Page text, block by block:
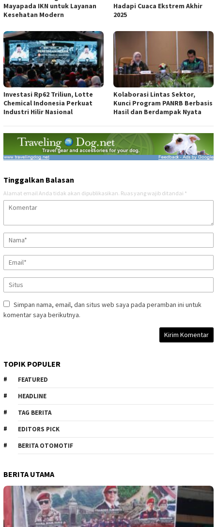
Mayapada IKN untuk Layanan
Kesehatan Modern
Hadapi Cuaca Ekstrem Akhir
2025
Investasi Rp62 Triliun, Lotte
Chemical Indonesia Perkuat
Industri Hilir Nasional
Kolaborasi Lintas Sektor,
Kunci Program PANRB Berbasis
Hasil dan Berdampak Nyata
Tinggalkan Balasan
Alamat email Anda tidak akan dipublikasikan. Ruas yang wajib ditandai *
Simpan nama, email, dan situs web saya pada peramban ini untuk
komentar saya berikutnya.
TOPIK POPULER
FEATURED
HEADLINE
TAG BERITA
EDITORS PICK
BERITA OTOMOTIF
BERITA UTAMA